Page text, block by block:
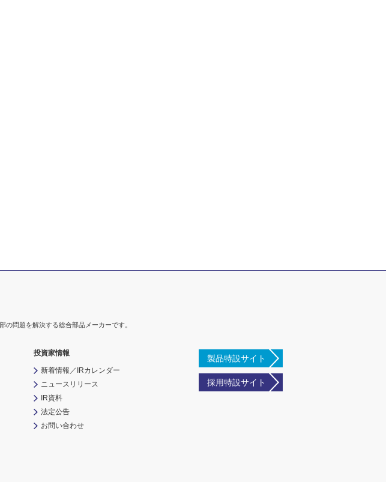
問題を解決する総合部品メーカーです。
投資家情報
新着情報／IRカレンダー
ニュースリリース
IR資料
法定公告
お問い合わせ
製品特設サイト
採用特設サイト